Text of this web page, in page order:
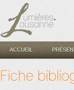
ACCUEIL
Fiche